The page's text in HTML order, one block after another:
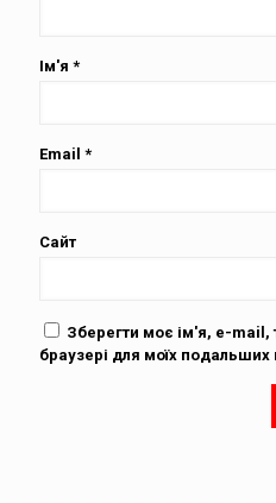
Ім'я *
Email *
Сайт
Зберегти моє ім'я, e-mail,
браузері для моїх подальших